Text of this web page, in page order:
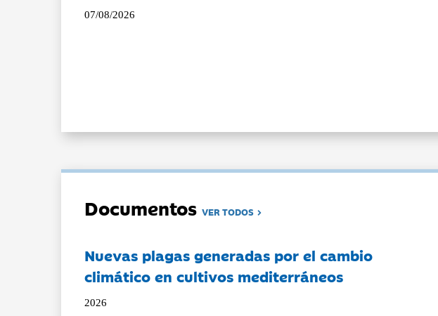
07/08/2026
DocumentosVER TODOS
Nuevas plagas generadas por el cambio
climático en cultivos mediterráneos
2026